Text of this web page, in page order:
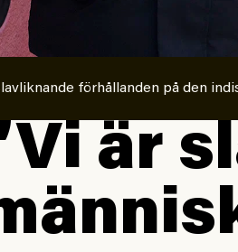
förhållanden på den
är